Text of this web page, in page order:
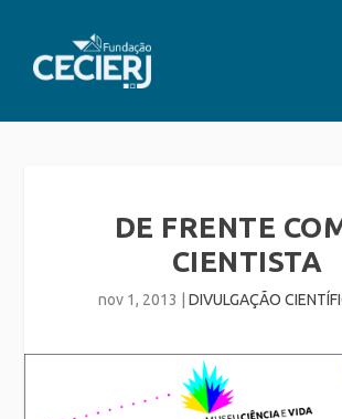
DE FRENTE
CIENTISTA
nov 1, 2013 DIVULGAÇÃO